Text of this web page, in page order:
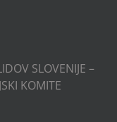
SLOVENIJE –
KOMITE